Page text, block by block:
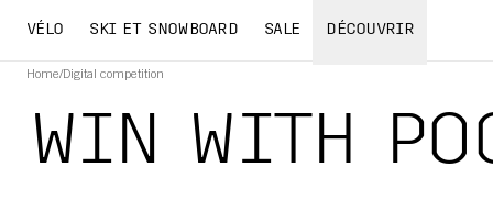
VÉLO SKI ET SNOWBOARD SALE DÉCOUVRIR
Home/Digital competition
WIN WITH